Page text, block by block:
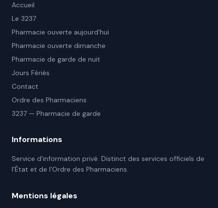
Accueil
Le 3237
Pharmacie ouverte aujourd'hui
Pharmacie ouverte dimanche
Pharmacie de garde de nuit
Jours Fériés
Contact
Ordre des Pharmaciens
3237 — Pharmacie de garde
Informations
Service d'information privé. Distinct des services officiels de
l'État et de l'Ordre des Pharmaciens.
Mentions légales